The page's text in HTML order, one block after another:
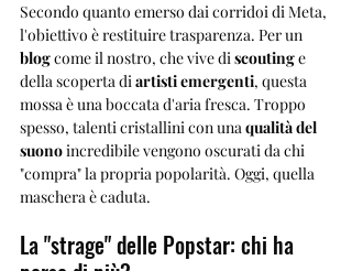
Secondo quanto emerso dai corridoi di Meta,
l'obiettivo è restituire trasparenza. Per un
blog come il nostro, che vive di scouting e
della scoperta di artisti emergenti, questa
mossa è una boccata d'aria fresca. Troppo
spesso, talenti cristallini con una qualità del
suono incredibile vengono oscurati da chi
"compra" la propria popolarità. Oggi, quella
maschera è caduta.
La "strage" delle Popstar: chi ha